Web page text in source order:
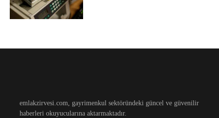
emlakzirvesi.com, gayrimenkul sektöründeki güncel ve güvenilir
haberleri okuyucularına aktarmaktadır.